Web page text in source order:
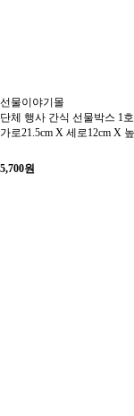
선물이야기몰
단체 행사 간식 선물박스 1호
가로21.5cm X 세로12cm X
5,700원